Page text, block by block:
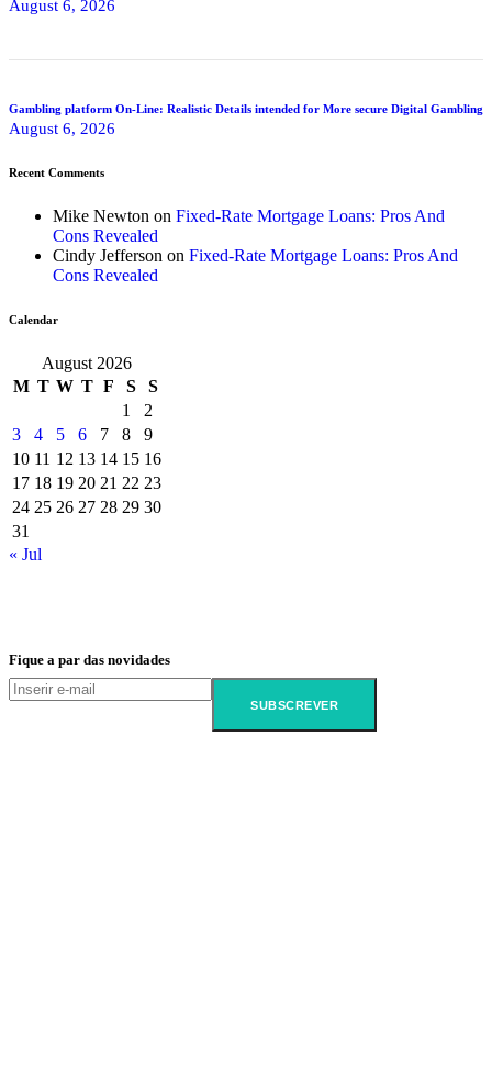
August 6, 2026
Gambling platform On-Line: Realistic Details intended for More secure Digital Gambling
August 6, 2026
Recent Comments
Mike Newton on Fixed-Rate Mortgage Loans: Pros And
Cons Revealed
Cindy Jefferson on Fixed-Rate Mortgage Loans: Pros And
Cons Revealed
Calendar
August 2026
M T W T F S
S
1
2
3
4 5 6 7 8
9
10 11 12 13 14 15 16
17 18 19 20 21 22 23
24 25 26 27 28 29 30
31
« Jul
Fique a par das novidades